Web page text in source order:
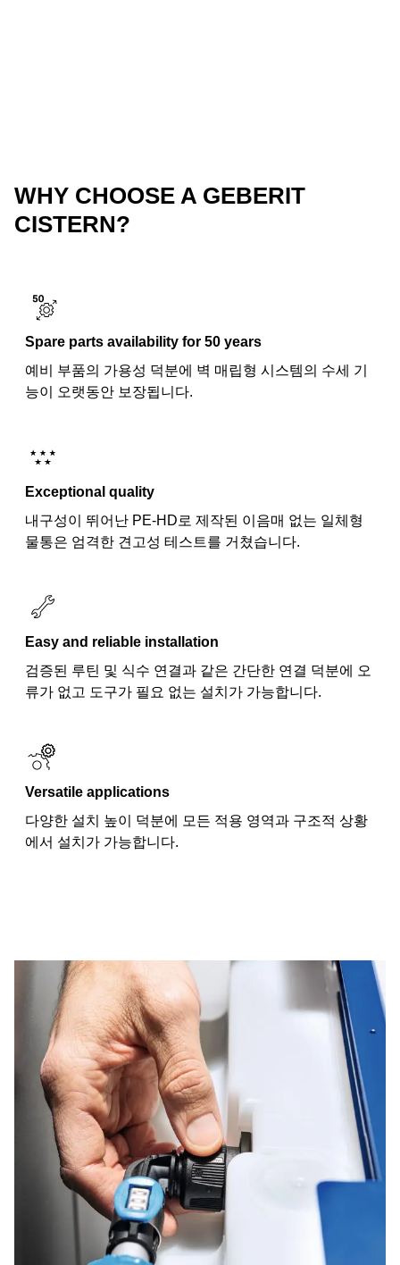
WHY CHOOSE A GEBERIT
CISTERN?
Spare parts availability for 50 years
예비 부품의 가용성 덕분에 벽 매립형 시스템의 수세 기
능이 오랫동안 보장됩니다.
Exceptional quality
내구성이 뛰어난 PE-HD로 제작된 이음매 없는 일체형
물통은 엄격한 견고성 테스트를 거쳤습니다.
Easy and reliable installation
검증된 루틴 및 식수 연결과 같은 간단한 연결 덕분에 오
류가 없고 도구가 필요 없는 설치가 가능합니다.
Versatile applications
다양한 설치 높이 덕분에 모든 적용 영역과 구조적 상황
에서 설치가 가능합니다.